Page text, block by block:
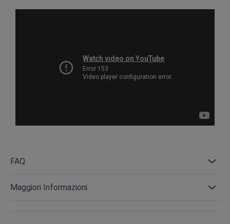
FAQ
Maggiori Informazioni